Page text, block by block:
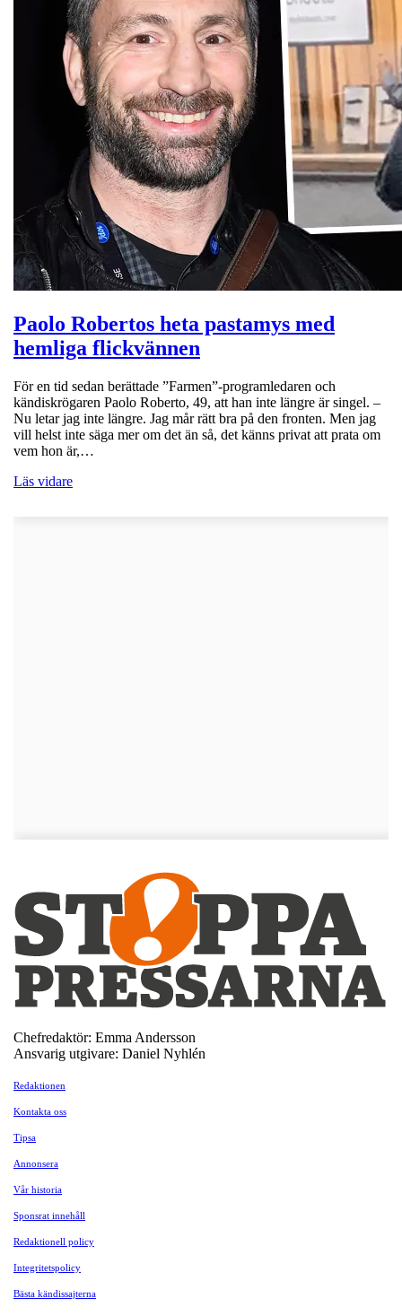
Paolo Robertos heta pastamys med
hemliga flickvännen
För en tid sedan berättade ”Farmen”-programledaren och
kändiskrögaren Paolo Roberto, 49, att han inte längre är singel. –
Nu letar jag inte längre. Jag mår rätt bra på den fronten. Men jag
vill helst inte säga mer om det än så, det känns privat att prata om
vem hon är,…
Läs vidare
Chefredaktör: Emma Andersson
Ansvarig utgivare: Daniel Nyhlén
Redaktionen
Kontakta oss
Tipsa
Annonsera
Vår historia
Sponsrat innehåll
Redaktionell policy
Integritetspolicy
Bästa kändissajterna